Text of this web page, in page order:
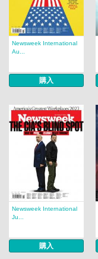
Newsweek International
Au...
購入
Newsweek International
Ju...
購入